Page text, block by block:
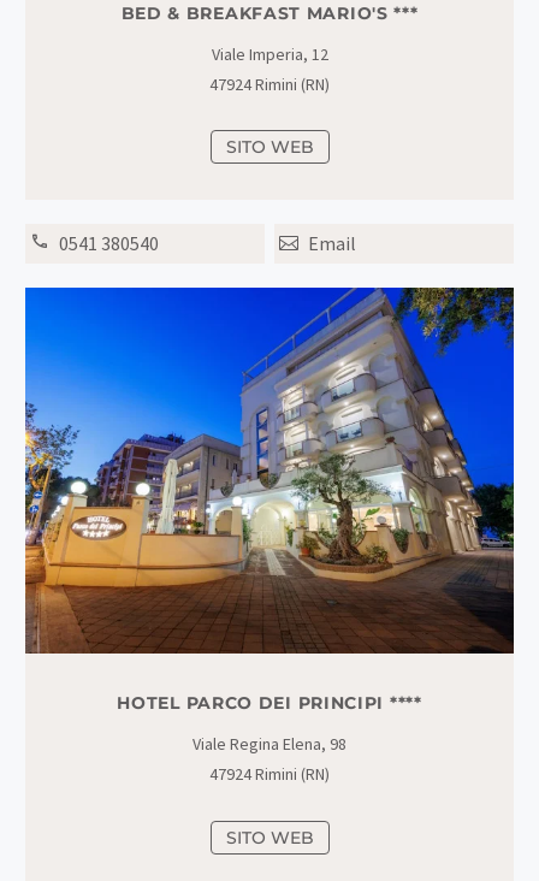
BED & BREAKFAST MARIO'S ***
Viale Imperia, 12
47924 Rimini (RN)
SITO WEB
0541 380540 Email
HOTEL PARCO DEI PRINCIPI ****
Viale Regina Elena, 98
47924 Rimini (RN)
SITO WEB